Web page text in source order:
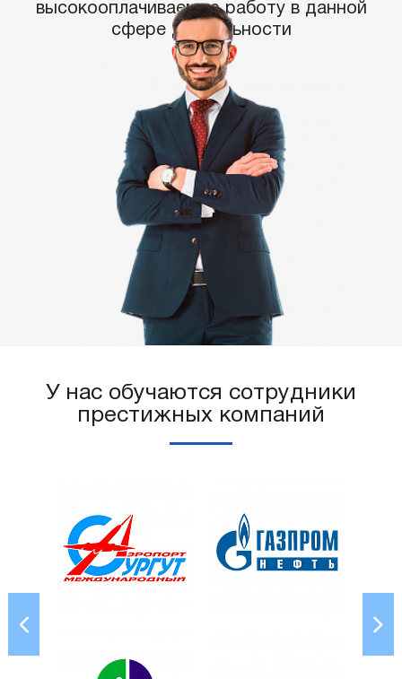
высокооплачиваемую работу в данной
сфере деятельности
У нас обучаются сотрудники
престижных компаний